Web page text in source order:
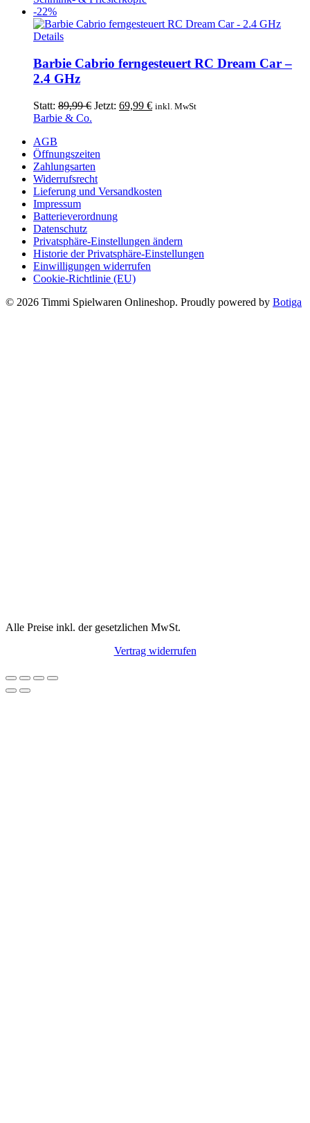
-22%
Details
Barbie Cabrio ferngesteuert RC Dream Car –
2.4 GHz
Statt: 89,99€ Ursprünglicher
Jetzt: 69,99 €Aktueller
inkl. MwSt
Barbie & Co.
AGB
Öffnungszeiten
Zahlungsarten
Widerrufsrecht
Lieferung und Versandkosten
Impressum
Batterieverordnung
Datenschutz
Privatsphäre-Einstellungen ändern
Historie der Privatsphäre-Einstellungen
Einwilligungen widerrufen
Cookie-Richtlinie (EU)
© 2026 Timmi Spielwaren Onlineshop. Proudly powered by Botiga
Alle Preise inkl. der gesetzlichen MwSt.
Vertrag widerrufen